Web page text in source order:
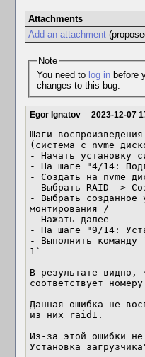
Attachments
Add an attachment
Note
You need to log inbefore you can comment on or make
changes to this bug.
Egor Ignatov 2023-12-07
Шаги
(система с nvme
- Начать установку
- На шаге "4/14:
- Создать на nvme
- Выбрать RAID ->
- Выбрать
монтирования /
- Нажать далее
- На шаге "9/14:
- Выполнить
1`
В результате видно,
соответствует
Данная ошибка не
из них raid1.
Из-за этой ошибки
Установка